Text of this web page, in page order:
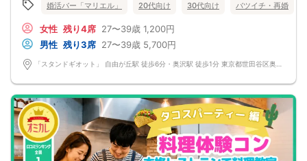
婚活バー「マリエル」 20代向け 30代向け バツイチ・再婚
女性 残り4席 27〜39歳 1,200円
男性 残り3席 27〜39歳 5,700円